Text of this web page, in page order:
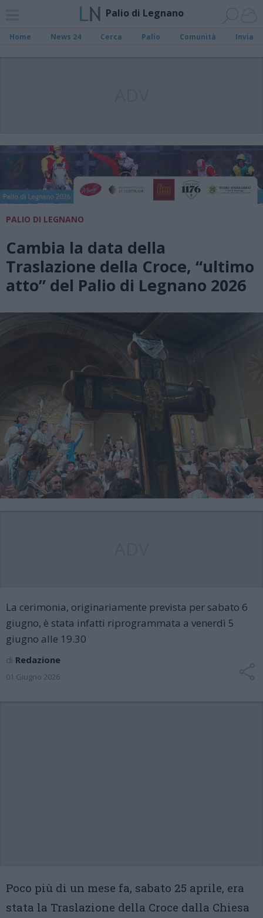
Palio di Legnano
Home News 24 Cerca Palio Comunità Invia
PALIO DI LEGNANO
Cambia la data della
Traslazione della Croce, “ultimo
atto” del Palio di Legnano 2026
La cerimonia, originariamente prevista per sabato 6
giugno, è stata infatti riprogrammata a venerdì 5
giugno alle 19.30
di Redazione
01 Giugno 2026
Poco più di un mese fa, sabato 25 aprile, era
stata la Traslazione della Croce dalla Chiesa